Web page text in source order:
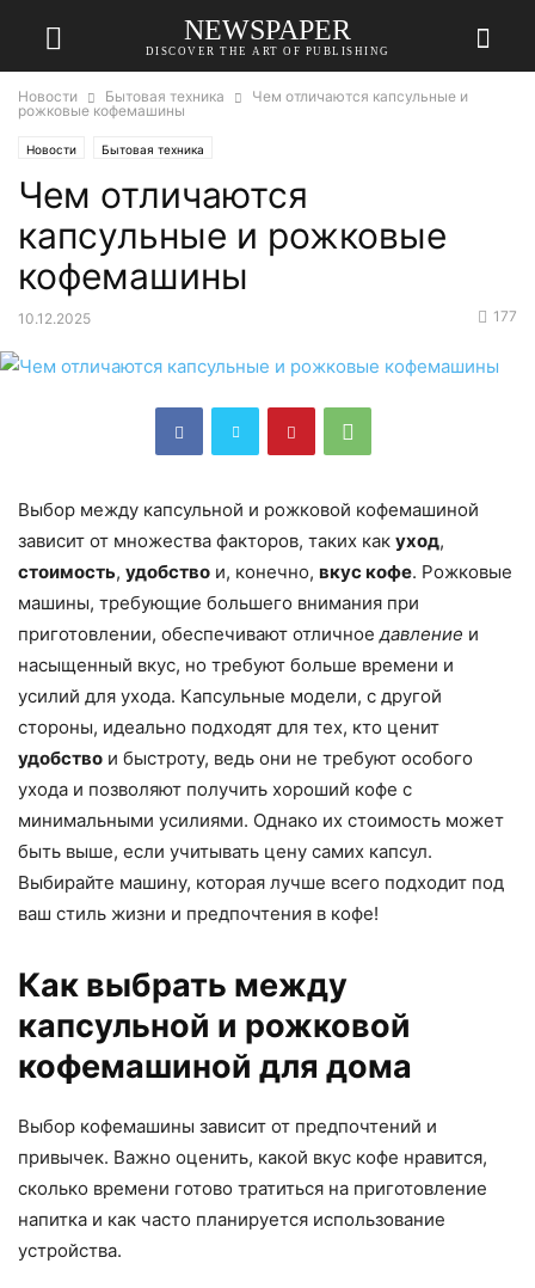
NEWSPAPER
DISCOVER THE ART OF PUBLISHING
Новости Бытовая техника
Чем отличаются капсульные и
рожковые кофемашины
Новости Бытовая техника
Чем отличаются
капсульные и рожковые
кофемашины
10.12.2025 177
Выбор между капсульной и рожковой кофемашиной
зависит от множества факторов, таких как уход,
стоимость, удобство и, конечно, вкус кофе. Рожковые
машины, требующие большего внимания при
приготовлении, обеспечивают отличноедавление и
насыщенный вкус, но требуют больше времени и
усилий для ухода. Капсульные модели, с другой
стороны, идеально подходят для тех, кто ценит
удобство и быстроту, ведь они не требуют особого
ухода и позволяют получить хороший кофе с
минимальными усилиями. Однако их стоимость может
быть выше, если учитывать цену самих капсул.
Выбирайте машину, которая лучше всего подходит под
ваш стиль жизни и предпочтения в кофе!
Как выбрать между
капсульной и рожковой
кофемашиной для дома
Выбор кофемашины зависит от предпочтений и
привычек. Важно оценить, какой вкус кофе нравится,
сколько времени готово тратиться на приготовление
напитка и как часто планируется использование
устройства.